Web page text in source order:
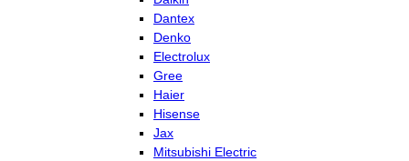
Dantex
Denko
Electrolux
Gree
Haier
Hisense
Jax
Mitsubishi Electric